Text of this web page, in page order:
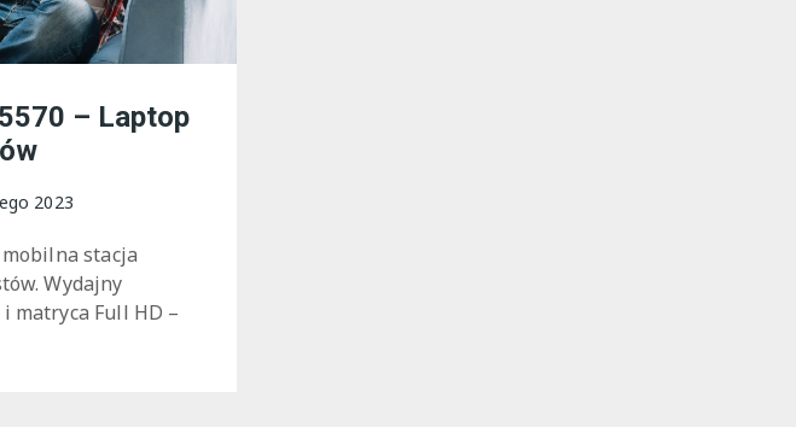
– Laptop
2023
stacja
Wydajny
matryca Full HD –